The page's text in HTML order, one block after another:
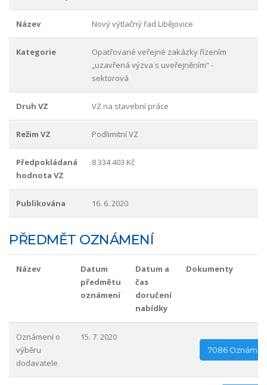
Název Nový výtlačný řad Libějovice
Kategorie
Opatřované veřejné zakázky řízením
„uzavřená výzva s uveřejněním“ -
sektorová
Druh VZ VZ na stavební práce
Režim VZ Podlimitní VZ
Předpokládaná
hodnota VZ
8 334 403 Kč
Publikována 16. 6. 2020
PŘEDMĚT OZNÁMENÍ
Název
Datum
předmětu
oznámení
Datum a
čas
doručení
nabídky
Dokumenty
Oznámení o
výběru
dodavatele
15. 7. 2020
7086